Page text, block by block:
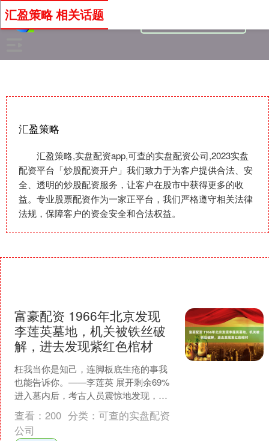
汇盈策略
汇盈策略,实盘配资app,可查的实盘配资公司,2023实盘
配资平台「炒股配资开户」我们致力于为客户提供合法、安
全、透明的炒股配资服务，让客户在股市中获得更多的收
益。专业股票配资作为一家正平台，我们严格遵守相关法律
法规，保障客户的资金安全和合法权益。
汇盈策略 相关话题
富豪配资 1966年北京发现
李莲英墓地，机关被铁丝破
解，进去发现紫红色棺材
枉我当你是知己，连脚板底生疮的事我
也能告诉你。——李莲英 展开剩余69%
进入墓内后，考古人员震惊地发现，李
莲英的墓葬规格极为高档，不仅墓穴的
建设十分讲究，连棺....
查看： 200 分类： 可查的实盘配资
公司